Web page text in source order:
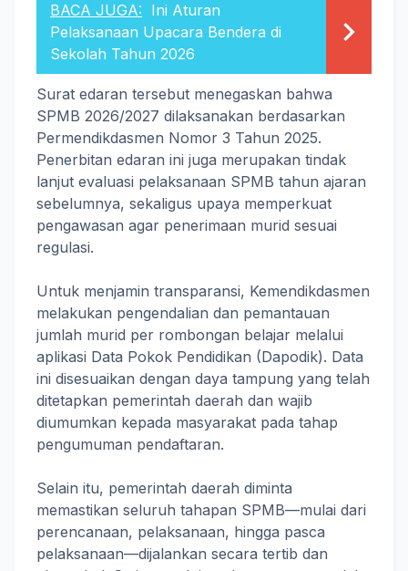
BACA JUGA: Ini Aturan
Pelaksanaan Upacara Bendera di
Sekolah Tahun 2026
Surat edaran tersebut menegaskan bahwa
SPMB 2026/2027 dilaksanakan berdasarkan
Permendikdasmen Nomor 3 Tahun 2025.
Penerbitan edaran ini juga merupakan tindak
lanjut evaluasi pelaksanaan SPMB tahun ajaran
sebelumnya, sekaligus upaya memperkuat
pengawasan agar penerimaan murid sesuai
regulasi.
Untuk menjamin transparansi, Kemendikdasmen
melakukan pengendalian dan pemantauan
jumlah murid per rombongan belajar melalui
aplikasi Data Pokok Pendidikan (Dapodik). Data
ini disesuaikan dengan daya tampung yang telah
ditetapkan pemerintah daerah dan wajib
diumumkan kepada masyarakat pada tahap
pengumuman pendaftaran.
Selain itu, pemerintah daerah diminta
memastikan seluruh tahapan SPMB—mulai dari
perencanaan, pelaksanaan, hingga pasca
pelaksanaan—dijalankan secara tertib dan